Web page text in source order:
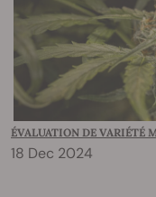
ÉVALUATION DE VARIÉTÉ
18 Dec 2024